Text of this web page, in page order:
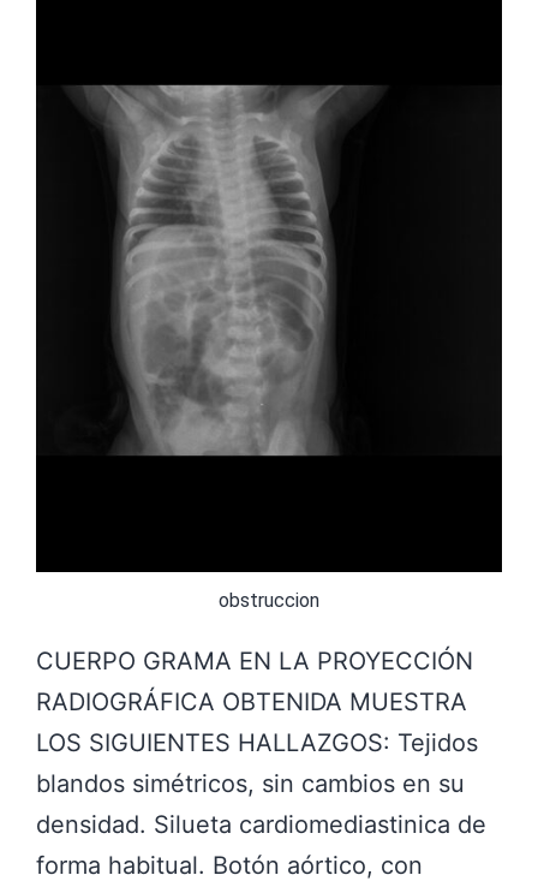
s
:
a
c
l
a
r
m
o
c
o
s
a
s
obstruccion
CUERPO GRAMA EN LA PROYECCIÓN
RADIOGRÁFICA OBTENIDA MUESTRA
LOS SIGUIENTES HALLAZGOS: Tejidos
blandos simétricos, sin cambios en su
densidad. Silueta cardiomediastinica de
forma habitual. Botón aórtico, con